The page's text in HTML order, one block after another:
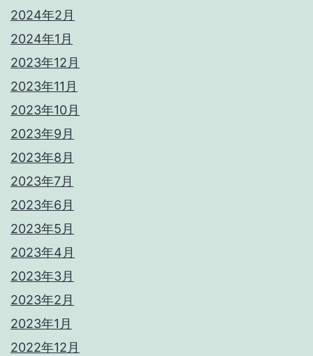
2024年2月
2024年1月
2023年12月
2023年11月
2023年10月
2023年9月
2023年8月
2023年7月
2023年6月
2023年5月
2023年4月
2023年3月
2023年2月
2023年1月
2022年12月